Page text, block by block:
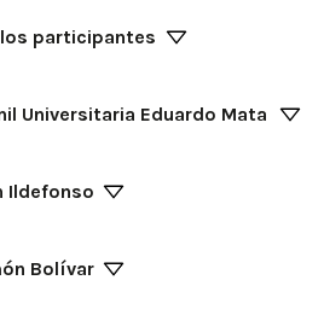
participantes
Universitaria Eduardo Mata
Ildefonso
Bolívar